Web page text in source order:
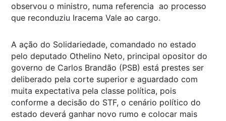
observou o ministro, numa referencia ao processo
que reconduziu Iracema Vale ao cargo.
A ação do Solidariedade, comandado no estado
pelo deputado Othelino Neto, principal opositor do
governo de Carlos Brandão (PSB) está prestes ser
deliberado pela corte superior e aguardado com
muita expectativa pela classe política, pois
conforme a decisão do STF, o cenário político do
estado deverá ganhar novo rumo e colocar mais